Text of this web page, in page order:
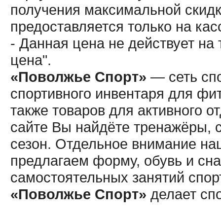
получения максимальной
предоставляется только на
- Данная цена не действует
цена".
«Поволжье Спорт» — сеть
спортивного инвентаря для
также товаров для активного
сайте Вы найдёте тренажёры,
сезон. Отдельное внимание
предлагаем форму, обувь и
самостоятельных занятий
«Поволжье Спорт» делает